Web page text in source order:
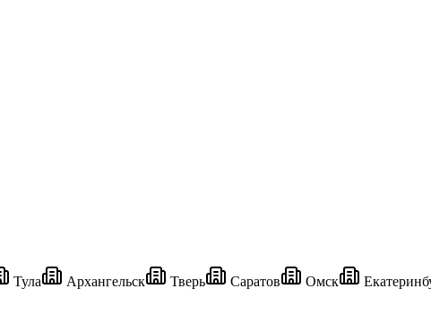
Тула Архангельск Тверь Саратов Омск